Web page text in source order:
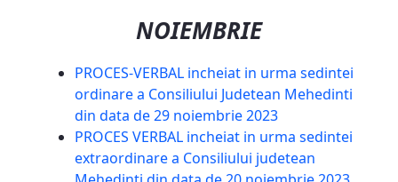
NOIEMBRIE
PROCES-VERBAL incheiat in urma sedintei
ordinare a Consiliului Judetean Mehedinti
din data de 29 noiembrie 2023
PROCES VERBAL incheiat in urma sedintei
extraordinare a Consiliului judetean